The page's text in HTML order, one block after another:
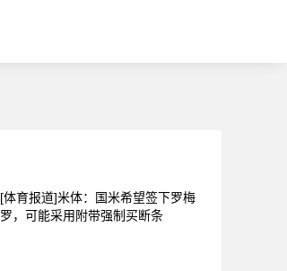
[体育报道]米体：国米希望签下罗梅
罗，可能采用附带强制买断条